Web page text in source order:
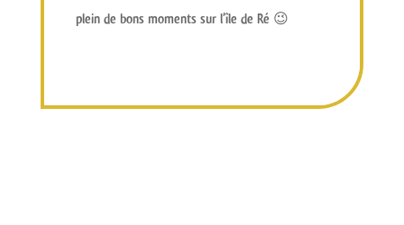
plein de bons moments sur l’île de Ré 😉